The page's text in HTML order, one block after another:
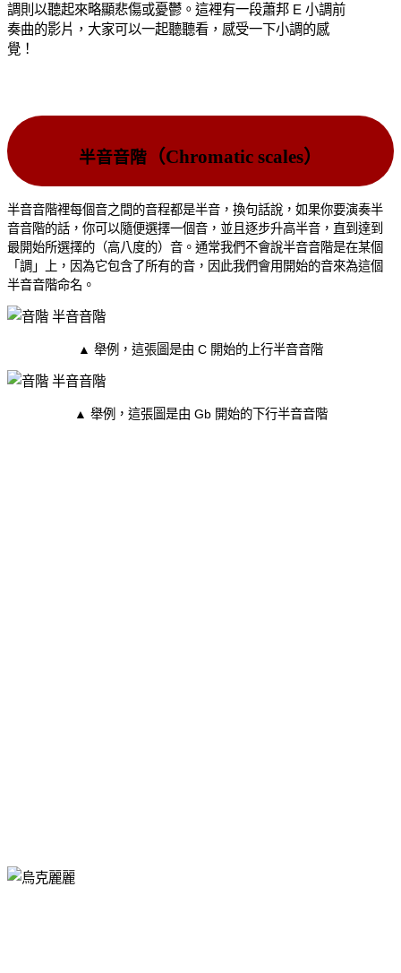
調則以聽起來略顯悲傷或憂鬱。這裡有一段蕭邦 E 小調前
奏曲的影片，大家可以一起聽聽看，感受一下小調的感
覺！
半音音階 （Chromatic scales）
半音音階裡每個音之間的音程都是半音，換句話說，如果你要演奏半
音音階的話，你可以隨便選擇一個音，並且逐步升高半音，直到達到
最開始所選擇的（高八度的）音。通常我們不會說半音音階是在某個
「調」上，因為它包含了所有的音，因此我們會用開始的音來為這個
半音音階命名。
▲ 舉例，這張圖是由 C 開始的上行半音音階
▲ 舉例，這張圖是由 Gb 開始的下行半音音階